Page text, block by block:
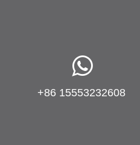
+86 15553232608